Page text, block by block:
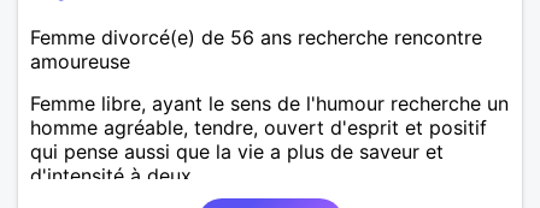
Femme divorcé(e) de 56 ans recherche rencontre
amoureuse
Femme libre, ayant le sens de l'humour recherche un
homme agréable, tendre, ouvert d'esprit et positif
qui pense aussi que la vie a plus de saveur et
d'intensité à deux.